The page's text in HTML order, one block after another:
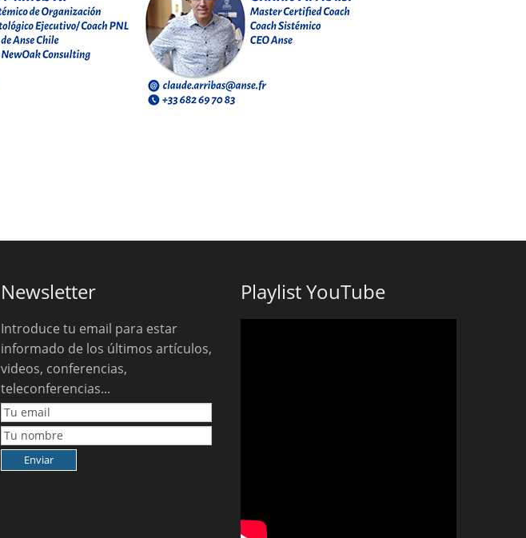
Newsletter
Introduce tu email para estar
informado de los últimos artículos,
videos, conferencias,
teleconferencias...
Playlist YouTube